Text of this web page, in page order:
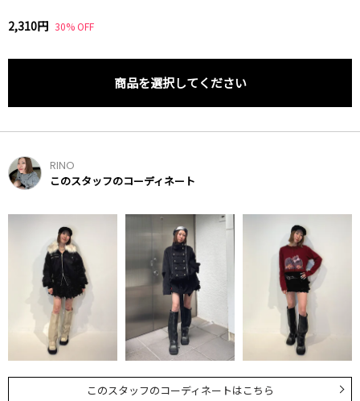
2,310円 30% OFF
商品を選択してください
RINO
このスタッフのコーディネート
このスタッフのコーディネートはこちら